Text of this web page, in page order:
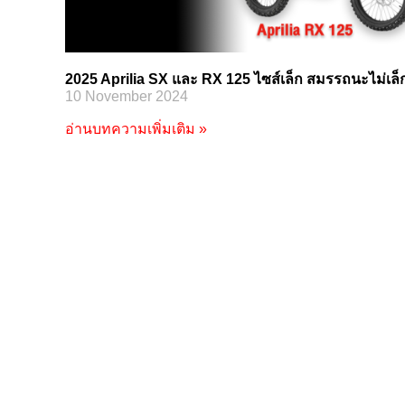
2025 Aprilia SX และ RX 125 ไซส์เล็ก สมรรถนะไม่เล็
10 November 2024
อ่านบทความเพิ่มเติม »